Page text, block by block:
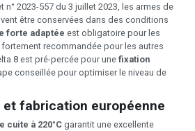
n° 2023-557 du 3 juillet 2023, les armes de
être conservées dans des conditions
forte adaptée est obligatoire pour les
recommandée pour les autres
8 est pré-percée pour une fixation
conseillée pour optimiser le niveau de
fabrication européenne
cuite à 220°C garantit une excellente